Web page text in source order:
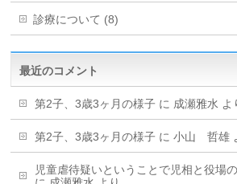
診療について (8)
最近のコメント
第2子、3歳3ヶ月の様子 に 成瀬雅水 よ
第2子、3歳3ヶ月の様子 に小山 哲雄
児童虐待疑いということで児相と役場